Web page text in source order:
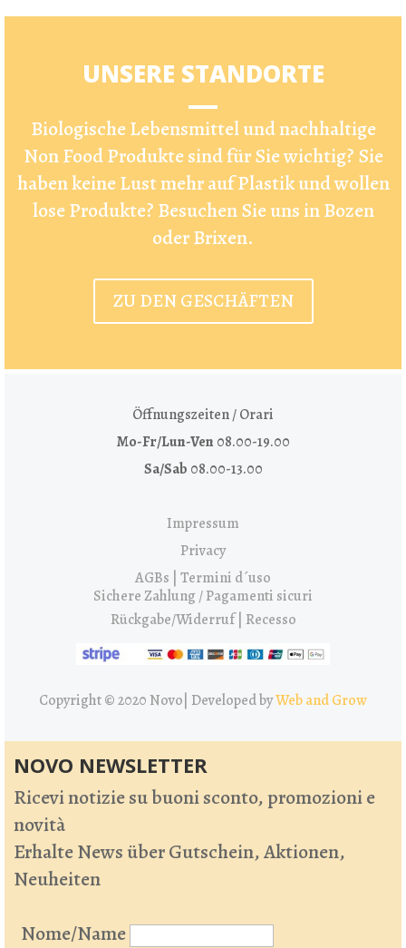
UNSERE STANDORTE
Biologische Lebensmittel und nachhaltige
Non Food Produkte sind für Sie wichtig? Sie
haben keine Lust mehr auf Plastik und wollen
lose Produkte? Besuchen Sie uns in Bozen
oder Brixen.
ZU DEN GESCHÄFTEN
Öffnungszeiten / Orari
Mo-Fr/Lun-Ven 08.00-19.00
Sa/Sab 08.00-13.00
Impressum
Privacy
AGBs | Termini d´uso
Sichere Zahlung / Pagamenti sicuri
Rückgabe/Widerruf | Recesso
Copyright © 2020 Novo| Developed byWeb and Grow
NOVO NEWSLETTER
Ricevi notizie su buoni sconto, promozioni e
novità
Erhalte News über Gutschein, Aktionen,
Neuheiten
Nome/Name